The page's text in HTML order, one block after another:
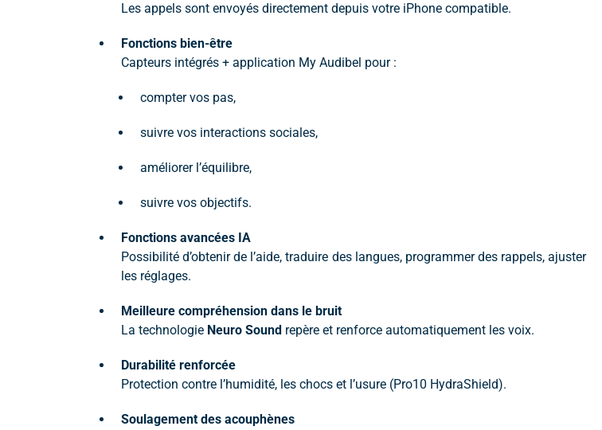
Les appels sont envoyés directement depuis votre iPhone compatible.
Fonctions bien-être
Capteurs intégrés + application My Audibel pour :
compter vos pas,
suivre vos interactions sociales,
améliorer l’équilibre,
suivre vos objectifs.
Fonctions avancées IA
Possibilité d’obtenir de l’aide, traduire des langues, programmer des rappels, ajuster
les réglages.
Meilleure compréhension dans le bruit
La technologie Neuro Sound repère et renforce automatiquement les voix.
Durabilité renforcée
Protection contre l’humidité, les chocs et l’usure (Pro10 HydraShield).
Soulagement des acouphènes